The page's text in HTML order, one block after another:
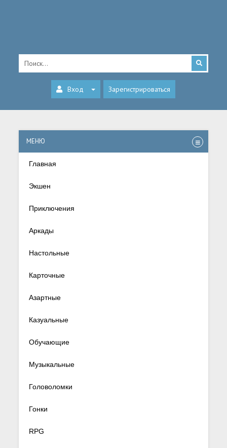
Вход Зарегистрироваться
МЕНЮ
Главная
Экшен
Приключения
Аркады
Настольные
Карточные
Азартные
Казуальные
Обучающие
Музыкальные
Головоломки
Гонки
RPG